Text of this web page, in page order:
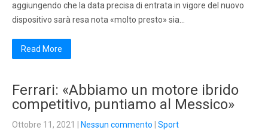
aggiungendo che la data precisa di entrata in vigore del nuovo
dispositivo sarà resa nota «molto presto» sia…
Read More
Ferrari: «Abbiamo un motore ibrido
competitivo, puntiamo al Messico»
Ottobre 11, 2021 Nessun commento Sport